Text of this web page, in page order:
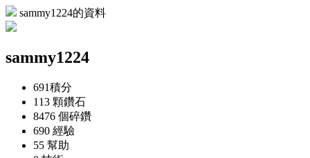
sammy1224的資料
sammy1224
691積分
113 顆鑽石
8476 個碎鑽
690 經驗
55 幫助